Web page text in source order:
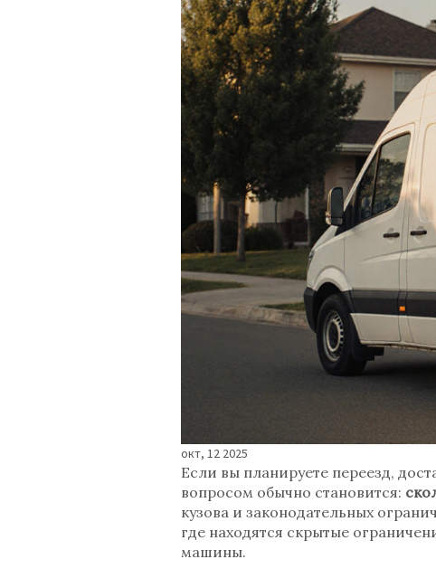
окт, 12 2025
Если вы планируете переезд,
вопросом обычно становится:
кузова и законодательных
где находятся скрытые
машины.